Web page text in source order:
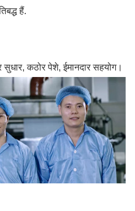
हैं.
सुधार, कठोर पेशे, ईमानदार सहयोग।